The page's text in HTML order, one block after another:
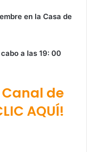
en la Casa de
a las 19: 00
de
AQUÍ!